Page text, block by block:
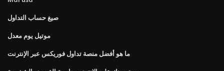
صيغ حساب التداول
موتيل يوم معدل
ما هو أفضل منصة تداول فوريكس عبر الإنترنت